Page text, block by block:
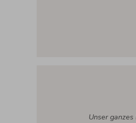
Unser